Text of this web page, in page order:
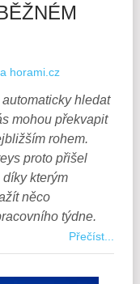
horami.cz
hledat
mohou překvapit
rohem.
proto přišel
díky kterým
něco
týdne.
Přečíst...